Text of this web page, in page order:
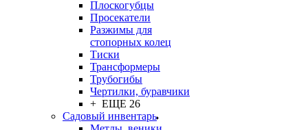
Плоскогубцы
Просекатели
Разжимы для
стопорных колец
Тиски
Трансформеры
Трубогибы
Чертилки, буравчики
+ ЕЩЕ 26
Садовый инвентарь